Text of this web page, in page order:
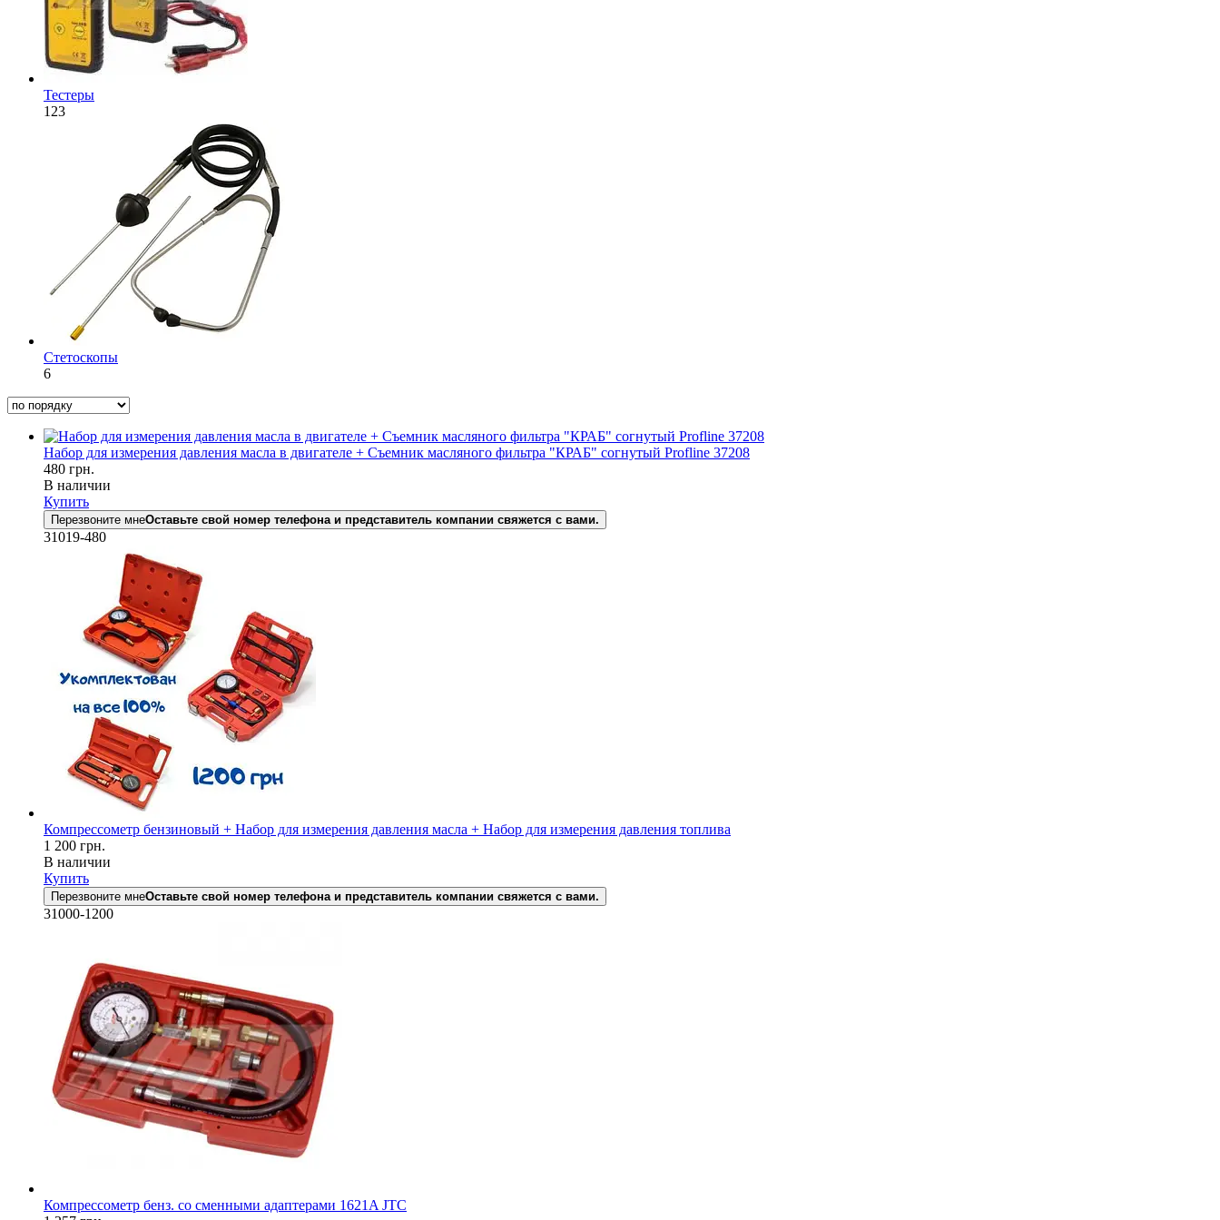
Тестеры
123
Стетоскопы
6
Набор для измерения давления масла в двигателе + Съемник масляного фильтра "КРАБ" согнутый Profline 37208
480 грн.
В наличии
Купить
Перезвоните мнеОставьте свой номер телефона и представитель компании свяжется с вами.
31019-480
Компрессометр бензиновый + Набор для измерения давления масла + Набор для измерения давления топлива
1 200 грн.
В наличии
Купить
Перезвоните мнеОставьте свой номер телефона и представитель компании свяжется с вами.
31000-1200
Компрессометр бенз. со сменными адаптерами 1621A JTC